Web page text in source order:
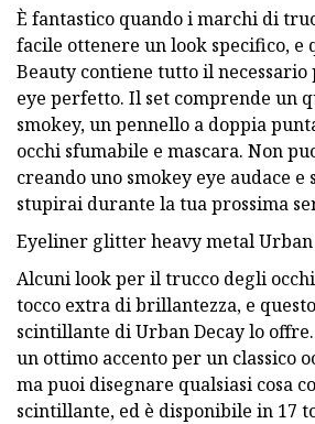
È fantastico quando i marchi di
facile ottenere un look specifico, e
Beauty contiene tutto il necessario
eye perfetto. Il set comprende un
smokey, un pennello a doppia
occhi sfumabile e mascara. Non
creando uno smokey eye audace e
stupirai durante la tua prossima
Eyeliner glitter heavy metal Urban
Alcuni look per il trucco degli
tocco extra di brillantezza, e
scintillante di Urban Decay lo
un ottimo accento per un classico
ma puoi disegnare qualsiasi cosa
scintillante, ed è disponibile in 17